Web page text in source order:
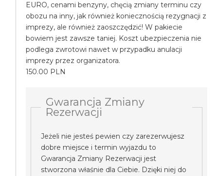
EURO, cenami benzyny, chęcią zmiany terminu czy
obozu na inny, jak również koniecznością rezygnacji z
imprezy, ale również zaoszczędzić! W pakiecie
bowiem jest zawsze taniej. Koszt ubezpieczenia nie
podlega zwrotowi nawet w przypadku anulacji
imprezy przez organizatora.
150.00 PLN
Gwarancja Zmiany
Rezerwacji
Jeżeli nie jesteś pewien czy zarezerwujesz
dobre miejsce i termin wyjazdu to
Gwarancja Zmiany Rezerwacji jest
stworzona właśnie dla Ciebie. Dzięki niej do